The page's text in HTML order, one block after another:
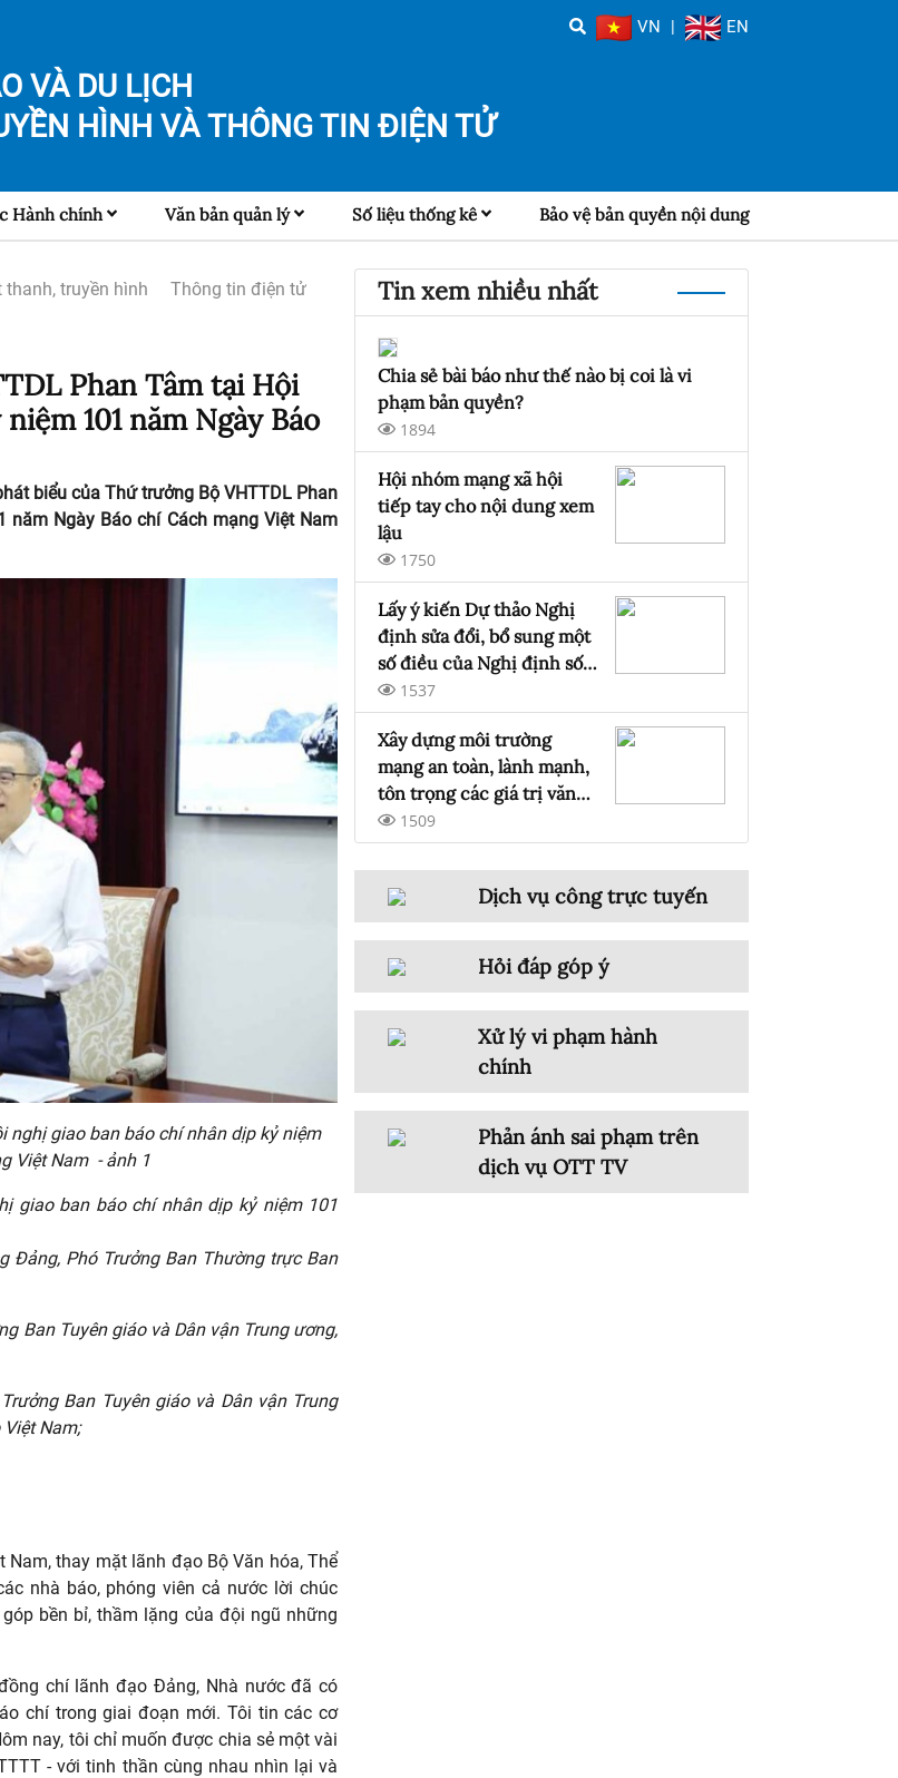
VN | EN
VÀ DU LỊCH
HÌNH VÀ THÔNG TIN ĐIỆN TỬ
Hành chính Văn bản quản lý Số liệu thống kê Bảo vệ bản quyền nội dung
thanh, truyền hình Thông tin điện tử
Phan Tâm tại Hội
101 năm Ngày Báo
biểu của Thứ trưởng Bộ VHTTDL Phan
Ngày Báo chí Cách mạng Việt Nam
nghị giao ban báo chí nhân dịp kỷ niệm
Việt Nam - ảnh 1
giao ban báo chí nhân dịp kỷ niệm 101
Đảng, Phó Trưởng Ban Thường trực Ban
Ban Tuyên giáo và Dân vận Trung ương,
Ban Tuyên giáo và Dân vận Trung
Nam;
thay mặt lãnh đạo Bộ Văn hóa, Thể
nhà báo, phóng viên cả nước lời chúc
bền bỉ, thầm lặng của đội ngũ những
chí lãnh đạo Đảng, Nhà nước đã có
chí trong giai đoạn mới. Tôi tin các cơ
nay, tôi chỉ muốn được chia sẻ một vài
- với tinh thần cùng nhau nhìn lại và
Tin xem nhiều nhất
Chia sẻ bài báo như thế nào bị coi là vi
phạm bản quyền?
1894
Hội nhóm mạng xã hội
tiếp tay cho nội dung xem
lậu
1750
Lấy ý kiến Dự thảo Nghị
định sửa đổi, bổ sung một
số điều của Nghị định số
147/2024/NĐ-CP ngày 09
tháng 11 năm 2024 của
Chính phủ quản lý, cung
cấp, sử dụng dịch vụ
Internet và thông tin trên
mạng
1537
Xây dựng môi trường
mạng an toàn, lành mạnh,
tôn trọng các giá trị văn
hóa Việt Nam
1509
Dịch vụ công trực tuyến
Hỏi đáp góp ý
Xử lý vi phạm hành
chính
Phản ánh sai phạm trên
dịch vụ OTT TV